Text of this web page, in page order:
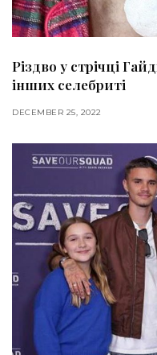
Різдво у стрічці
інших селебриті
DECEMBER 25, 2022